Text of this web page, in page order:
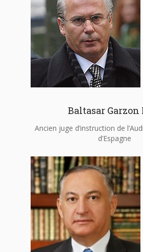
Baltasar Garzon
Ancien juge d’instruction de
d’Espagne